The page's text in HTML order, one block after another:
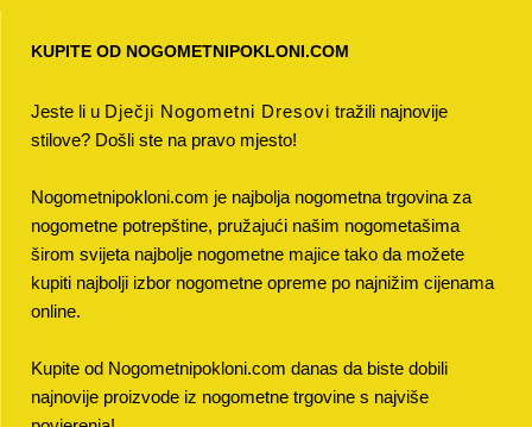
KUPITE OD NOGOMETNIPOKLONI.COM
Jeste li u Dječji Nogometni Dresovi tražili najnovije
stilove? Došli ste na pravo mjesto!
Nogometnipokloni.com je najbolja nogometna trgovina za
nogometne potrepštine, pružajući našim nogometašima
širom svijeta najbolje nogometne majice tako da možete
kupiti najbolji izbor nogometne opreme po najnižim cijenama
online.
Kupite od Nogometnipokloni.com danas da biste dobili
najnovije proizvode iz nogometne trgovine s najviše